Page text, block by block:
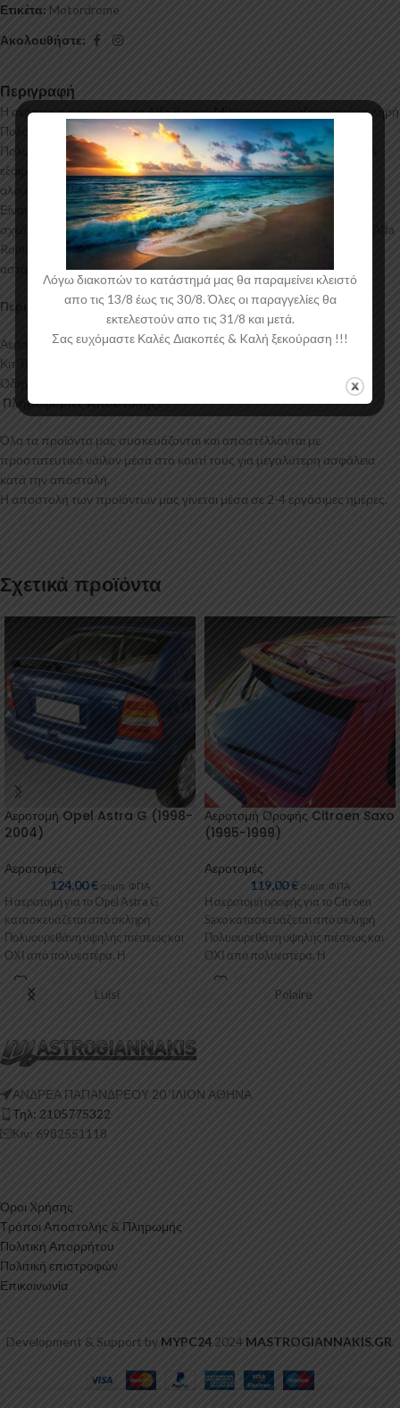
Ετικέτα: Motordrome
Ακολουθήστε:
Περιγραφή
Η αεροτομή οροφής για το Alfa Romeo Mito κατασκευάζεται από σκληρή
Πολυουρεθάνη υψηλής πιέσεως και ΟΧΙ από πολυεστέρα. Η
Πολυουρεθάνη είναι ένα πιο ανθεκτικό και ακριβό υλικό με εύκολη και
εξαιρετική εφαρμογή. Όλες οι αεροτομές παράγονται σε καλούπια
αλουμινίου για αυξημένη ποιότητα και αντοχή στη μαζική παραγωγή.
Είναι ελεγμένα για ανθεκτικότητα σε υψηλές θερμοκρασίες και έχουν
σχεδιαστεί με την καλύτερη λεπτομέρεια. Η αεροτομή οροφής για το Alfa
Romeo Mito έρχεται στο χρώμα του υλικού. Το προϊόν θα πρέπει να
ασταρωθεί και στη συνέχεια να βαφτεί στο χρώμα της επιλογής σας.
Περιεχόμενα Συσκευασίας:
Αεροτομή Οροφής Alfa Romeo Mito
Κιτ Τοποθέτησης
Οδηγίες Τοποθέτησης
Πληροφορίες Αποστολής:
Όλα τα προϊόντα μας συσκευάζονται και αποστέλλονται με
προστατευτικό νάιλον μέσα στο κουτί τους για μεγαλύτερη ασφάλεια
κατά την αποστολή.
Η αποστολή των προϊόντων μας γίνεται μέσα σε 2-4 εργάσιμες ημέρες.
Σχετικά προϊόντα
Αεροτομή Opel Astra G (1998-
2004)
Αεροτομές
124,00€ συμπ. ΦΠΑ
Η αεροτομή για το Opel Astra G
κατασκευάζεται από σκληρή
Πολυουρεθάνη υψηλής πιέσεως και
ΟΧΙ από πολυεστέρα. Η
Πολυουρεθάνη είναι
Αεροτομή Οροφής Citroen Saxo
(1995-1999)
Αεροτομές
119,00€ συμπ. ΦΠΑ
Η αεροτομή οροφής για το Citroen
Saxo κατασκευάζεται από σκληρή
Πολυουρεθάνη υψηλής πιέσεως και
ΟΧΙ από πολυεστέρα. Η
Πολυουρεθάνη είναι
Luisi Polaire
ΑΝΔΡΕΑ ΠΑΠΑΝΔΡΕΟΥ 20 ‘ΙΛΙΟΝ ΑΘΗΝΑ
Τηλ: 2105775322
Κιν: 6982551118
Όροι Χρήσης
Τρόποι Αποστολής & Πληρωμής
Πολιτική Απορρήτου
Πολιτική επιστροφών
Επικοινωνία
Development & Support by MYPC242024 MASTROGIANNAKIS.GR.
Λόγω διακοπών το κατάστημά μας θα παραμείνει κλειστό
απο τις 13/8 έως τις 30/8. Όλες οι παραγγελίες θα
εκτελεστούν απο τις 31/8 και μετά.
Σας ευχόμαστε Καλές Διακοπές & Kαλή ξεκούραση !!!